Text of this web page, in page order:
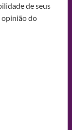
de seus
opinião do